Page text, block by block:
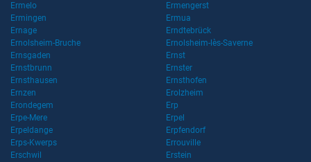
Ermelo
Ermengerst
Ermingen
Ermua
Ernage
Erndtebrück
Ernolsheim-Bruche
Ernolsheim-lès-Saverne
Ernsgaden
Ernst
Ernstbrunn
Ernster
Ernsthausen
Ernsthofen
Ernzen
Erolzheim
Erondegem
Erp
Erpe-Mere
Erpel
Erpeldange
Erpfendorf
Erps-Kwerps
Errouville
Erschwil
Erstein